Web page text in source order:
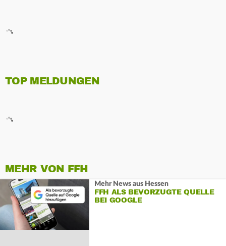
TOP MELDUNGEN
MEHR VON FFH
Mehr News aus Hessen
FFH ALS BEVORZUGTE QUELLE
BEI GOOGLE